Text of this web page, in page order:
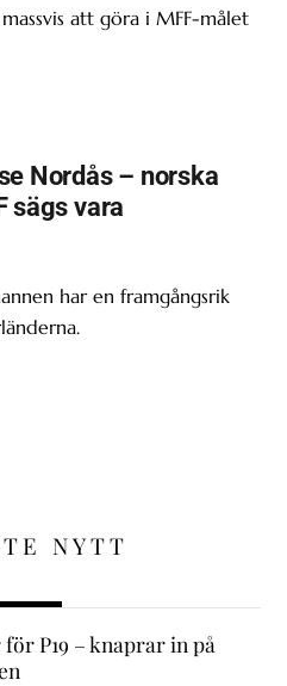
att göra i MFF-målet
Nordås – norska
sägs vara
har en framgångsrik
NYTT
P19 – knaprar in på